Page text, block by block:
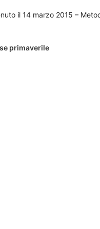
il 14 marzo 2015 –
primaverile